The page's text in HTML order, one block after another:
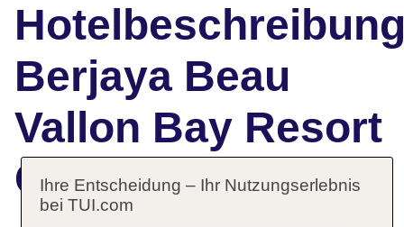
Berjaya Beau
Vallon Bay Resort
Casino
Ihre Entscheidung – Ihr Nutzungserlebnis
bei TUI.com